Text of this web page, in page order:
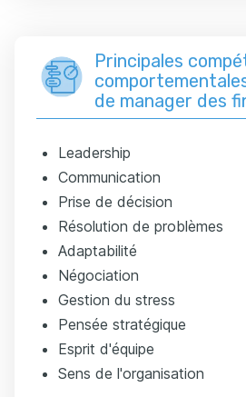
Principales
de manager des
Leadership
Communication
Prise de décision
Résolution de problèmes
Adaptabilité
Négociation
Gestion du stress
Pensée stratégique
Esprit d'équipe
Sens de l'organisation